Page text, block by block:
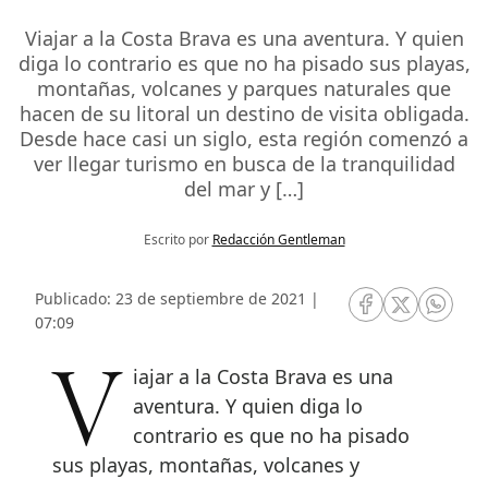
Viajar a la Costa Brava es una aventura. Y quien
diga lo contrario es que no ha pisado sus playas,
montañas, volcanes y parques naturales que
hacen de su litoral un destino de visita obligada.
Desde hace casi un siglo, esta región comenzó a
ver llegar turismo en busca de la tranquilidad
del mar y […]
Escrito por Redacción Gentleman
Publicado: 23 de septiembre de 2021 |
07:09
RRSS Facebook
RRSSRRSS
Viajar a la Costa Brava es una
aventura. Y quien diga lo
contrario es que no ha pisado
sus playas, montañas, volcanes y